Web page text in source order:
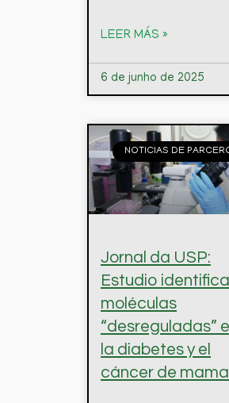
LEER MÁS »
6 de junho de 2025
NOTICIAS DE
Jornal da USP:
Estudio identifica
moléculas
“desreguladas”
la diabetes y el
cáncer de mama